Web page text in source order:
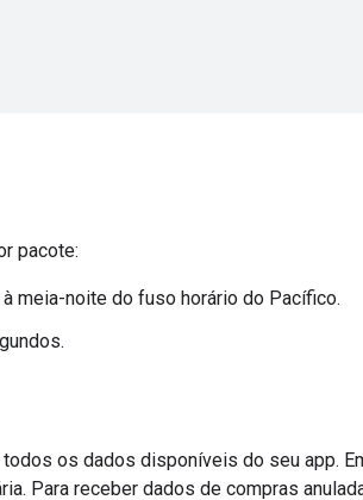
pacote:
meia-noite do fuso horário do Pacífico.
os dados disponíveis do seu app.
Para receber dados de compras